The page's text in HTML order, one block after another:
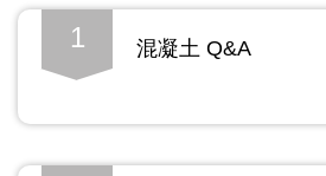
1 混凝土 Q&A